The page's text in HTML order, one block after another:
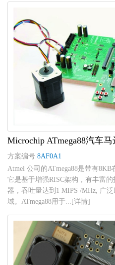
Microchip ATmega88汽车
方案编号 8AF0A1
Atmel 公司的ATmega88是带有8KB
它是基于增强RISC架构，有丰富
器，吞吐量达到1 MIPS /MHz, 广
域。ATmega88用于...[详情]